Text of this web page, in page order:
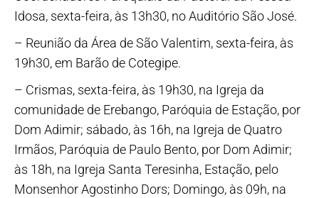
Idosa, sexta-feira, às 13h30, no Auditório São José.
– Reunião da Área de São Valentim, sexta-feira, às
19h30, em Barão de Cotegipe.
– Crismas, sexta-feira, às 19h30, na Igreja da
comunidade de Erebango, Paróquia de Estação, por
Dom Adimir; sábado, às 16h, na Igreja de Quatro
Irmãos, Paróquia de Paulo Bento, por Dom Adimir;
às 18h, na Igreja Santa Teresinha, Estação, pelo
Monsenhor Agostinho Dors; Domingo, às 09h, na